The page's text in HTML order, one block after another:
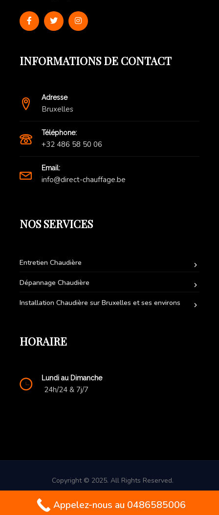
INFORMATIONS DE CONTACT
Adresse
Bruxelles
Téléphone:
+32 486 58 50 06
Email:
info@direct-chauffage.be
NOS SERVICES
Entretien Chaudière
Dépannage Chaudière
Installation Chaudière sur Bruxelles et ses environs
HORAIRE
Lundi au Dimanche
24h/24 & 7j/7
Copyright © 2025. All Rights Reserved.
Contact d'urgence: +32(0) 486 58 50 06
Appelez-nous au 0486585006